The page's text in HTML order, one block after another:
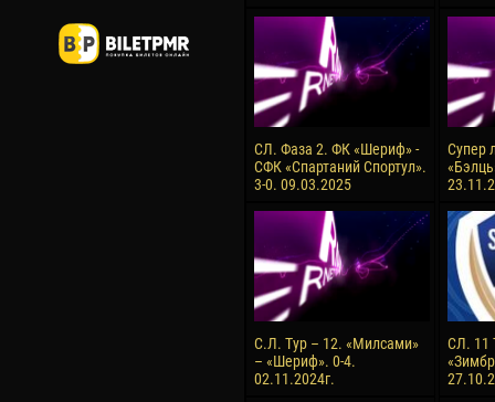
СЛ. Фаза 2. ФК «Шериф» -
СФК «Спартаний Спортул».
3-0. 09.03.2025
Супер
С.Л. Тур – 12. «Милсами»
– «Шериф». 0-4.
02.11.2024г.
СЛ. 11